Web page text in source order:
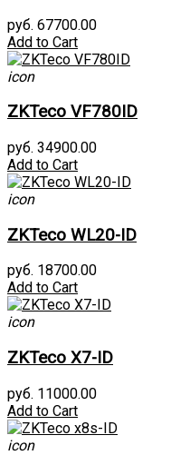
руб. 67700.00
Add to Cart
icon
ZKTeco VF780ID
руб. 34900.00
Add to Cart
icon
ZKTeco WL20-ID
руб. 18700.00
Add to Cart
icon
ZKTeco X7-ID
руб. 11000.00
Add to Cart
icon